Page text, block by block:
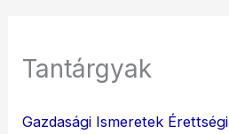
Tantárgyak
Gazdasági Ismeretek Érettségi